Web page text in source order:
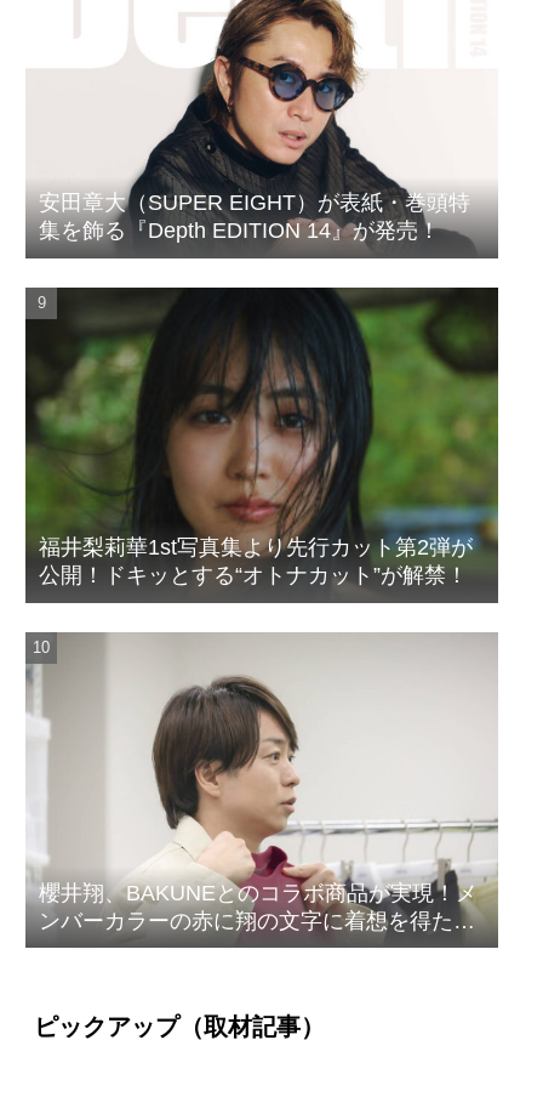
安田章大（SUPER EIGHT）が表紙・巻頭特
集を飾る『Depth EDITION 14』が発売！
福井梨莉華1st写真集より先行カット第2弾が
公開！ドキッとする“オトナカット”が解禁！
櫻井翔、BAKUNEとのコラボ商品が実現！メ
ンバーカラーの赤に翔の文字に着想を得たデ
ザイン
ピックアップ（取材記事）